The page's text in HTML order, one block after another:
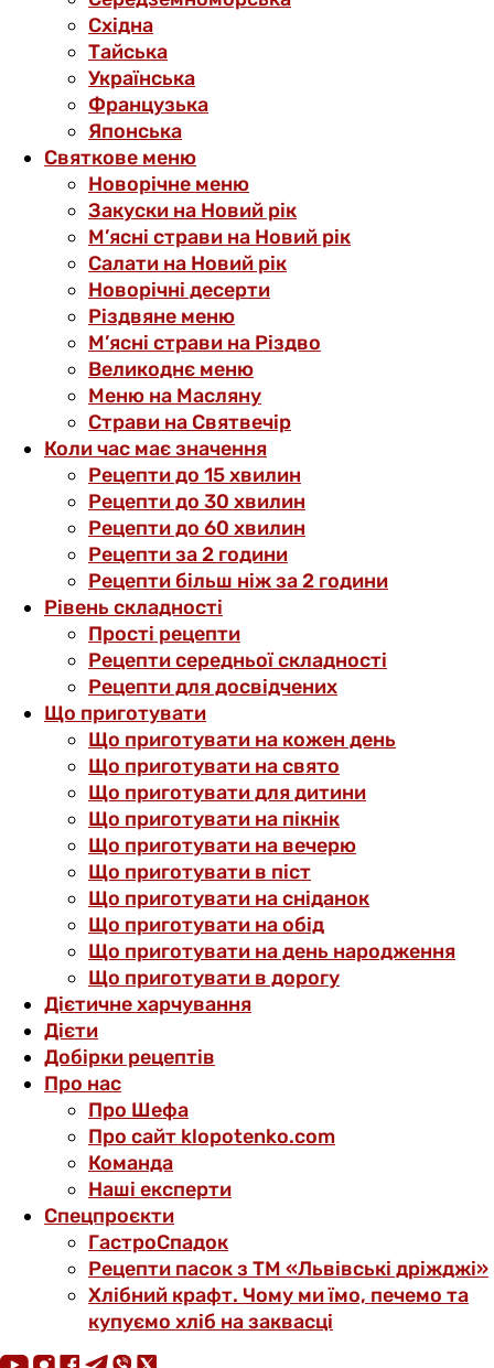
Східна
Тайська
Українська
Французька
Японська
Святкове меню
Новорічне меню
Закуски на Новий рік
М’ясні страви на Новий рік
Салати на Новий рік
Новорічні десерти
Різдвяне меню
М’ясні страви на Різдво
Великоднє меню
Меню на Масляну
Страви на Святвечір
Коли час має значення
Рецепти до 15 хвилин
Рецепти до 30 хвилин
Рецепти до 60 хвилин
Рецепти за 2 години
Рецепти більш ніж за 2 години
Рівень складності
Прості рецепти
Рецепти середньої складності
Рецепти для досвідчених
Що приготувати
Що приготувати на кожен день
Що приготувати на свято
Що приготувати для дитини
Що приготувати на пікнік
Що приготувати на вечерю
Що приготувати в піст
Що приготувати на сніданок
Що приготувати на обід
Що приготувати на день народження
Що приготувати в дорогу
Дієтичне харчування
Дієти
Добірки рецептів
Про нас
Про Шефа
Про сайт klopotenko.com
Команда
Наші експерти
Спецпроєкти
ГастроСпадок
Рецепти пасок з ТМ «Львівські дріжджі»
Хлібний крафт. Чому ми їмо, печемо та
купуємо хліб на заквасці